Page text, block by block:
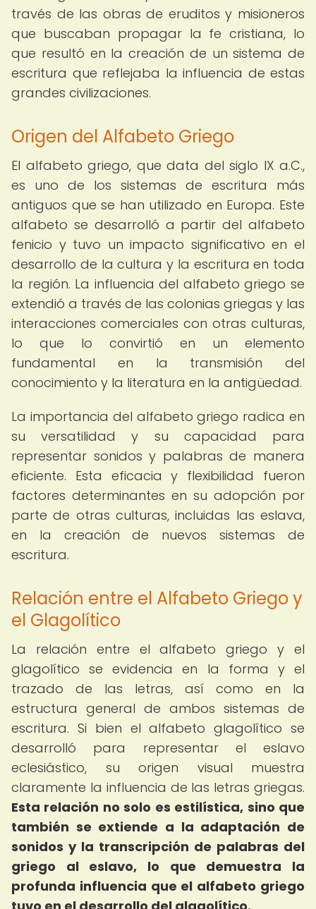
través de las obras de eruditos y misioneros
que buscaban propagar la fe cristiana, lo
que resultó en la creación de un sistema de
escritura que reflejaba la influencia de estas
grandes civilizaciones.
Origen del Alfabeto Griego
El alfabeto griego, que data del siglo IX a.C.,
es uno de los sistemas de escritura más
antiguos que se han utilizado en Europa. Este
alfabeto se desarrolló a partir del alfabeto
fenicio y tuvo un impacto significativo en el
desarrollo de la cultura y la escritura en toda
la región. La influencia del alfabeto griego se
extendió a través de las colonias griegas y las
interacciones comerciales con otras culturas,
lo que lo convirtió en un elemento
fundamental en la transmisión del
conocimiento y la literatura en la antigüedad.
La importancia del alfabeto griego radica en
su versatilidad y su capacidad para
representar sonidos y palabras de manera
eficiente. Esta eficacia y flexibilidad fueron
factores determinantes en su adopción por
parte de otras culturas, incluidas las eslava,
en la creación de nuevos sistemas de
escritura.
Relación entre el Alfabeto Griego y
el Glagolítico
La relación entre el alfabeto griego y el
glagolítico se evidencia en la forma y el
trazado de las letras, así como en la
estructura general de ambos sistemas de
escritura. Si bien el alfabeto glagolítico se
desarrolló para representar el eslavo
eclesiástico, su origen visual muestra
claramente la influencia de las letras griegas.
Esta relación no solo es estilística, sino que
también se extiende a la adaptación de
sonidos y la transcripción de palabras del
griego al eslavo, lo que demuestra la
profunda influencia que el alfabeto griego